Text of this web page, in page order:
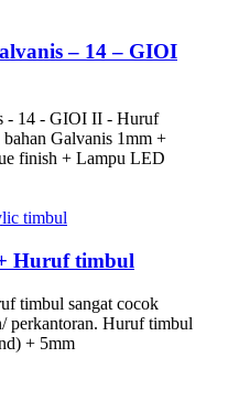
– 14 – GIOI
- 14 - GIOI II - Huruf
Galvanis 1mm +
finish + Lampu LED
Huruf timbul
timbul sangat cocok
perkantoran. Huruf timbul
+ 5mm